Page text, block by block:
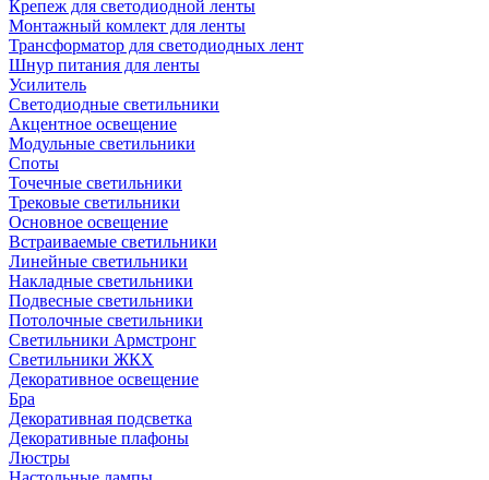
Крепеж для светодиодной ленты
Монтажный комлект для ленты
Трансформатор для светодиодных лент
Шнур питания для ленты
Усилитель
Светодиодные светильники
Акцентное освещение
Модульные светильники
Споты
Точечные светильники
Трековые светильники
Основное освещение
Встраиваемые светильники
Линейные светильники
Накладные светильники
Подвесные светильники
Потолочные светильники
Светильники Армстронг
Светильники ЖКХ
Декоративное освещение
Бра
Декоративная подсветка
Декоративные плафоны
Люстры